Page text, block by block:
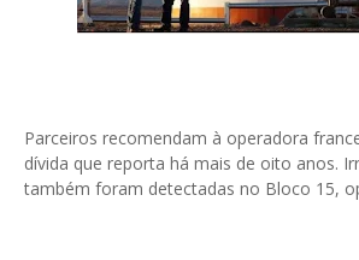
Parceiros recomendam à operadora
dívida que reporta há mais de oito anos.
também foram detectadas no Bloco 15,